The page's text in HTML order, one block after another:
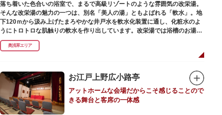
日没後はライトアップされ、朱塗りの建物がより一層鮮やかに浮かび上がり
ます。昼間は約90店舗が軒を連ねる仲見世のお店も閉まり、シャッターに描
かれた「浅草絵巻」を楽しめるのも夜の醍醐味。撮影スポットやデートスポ
ットにもおすすめです。昼間と比べて人が少なくゆっくり巡れるので、足を
運んでみてはいかがでしょうか。
落ち着いた色合いの浴室で、まるで高級リゾートのような雰囲気の改栄湯。
そんな改栄湯の魅力の一つは、別名「美人の湯」ともよばれる「軟水」。地
下120ｍから汲み上げたまろやかな井戸水を軟水化装置に通し、化粧水のよ
うにトロトロな肌触りの軟水を作り出しています。改栄湯では浴槽のお湯か
らカランのお湯まですべてが軟水。お風呂上がりにはお肌しっとり、髪の毛
さらさらになれることまちがいなしです。お風呂の種類も多く、高濃度浸透
炭酸泉、シルキーバス、ジェットバス、サウナなど気分によって様々なお風
そしてお風呂上がりには、キンキンに冷えた生ビールやレモンサワーで乾杯
するもよし、改栄湯名物こだわりの生乳ソフトクリームを食べるのもよし、
どの年代の方々も、身も心も温まる幸せな空間となっています。オリジナル
グッズの販売もありますのでお立ち寄りの際にはぜひ覗いてみてください
ね。
奥浅草エリア
お江戸上野広小路亭
アットホームな会場だからこそ感じることので
きる舞台と客席の一体感